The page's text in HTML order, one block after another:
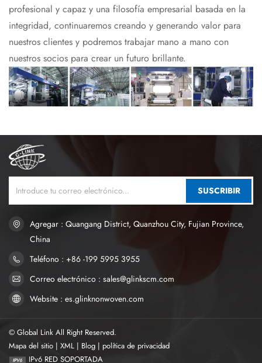
profesional y capaz y una filosofía empresarial basada en la
integridad, continuaremos creando y generando valor para
nuestros clientes y podremos trabajar mano a mano con
nuestros socios para crear un futuro brillante.
SUSCRIBIR
Agregar : Quangang District, Quanzhou City, Fujian Province,
China
Teléfono : +86 -199 5995 3955
Correo electrónico : sales@glinkscm.com
Website : es.glinknonwoven.com
© Global Link All Right Reserved.
Mapa del sitio | XML | Blog | política de privacidad
IPv6 RED SOPORTADA